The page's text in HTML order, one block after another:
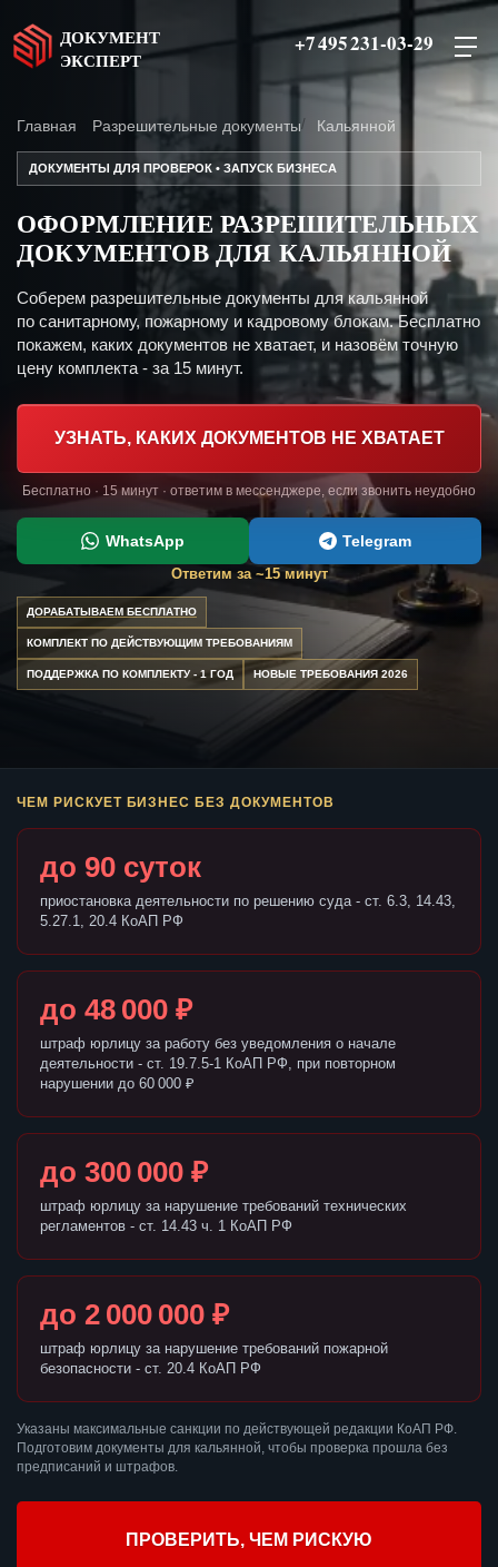
ДОКУМЕНТ
ЭКСПЕРТ
+7 495 231-03-29
Главная Разрешительные документы Кальянной
ДОКУМЕНТЫ ДЛЯ ПРОВЕРОК • ЗАПУСК БИЗНЕСА
ОФОРМЛЕНИЕ РАЗРЕШИТЕЛЬНЫХ
ДОКУМЕНТОВ ДЛЯ КАЛЬЯННОЙ
Соберем разрешительные документы для кальянной
по санитарному, пожарному и кадровому блокам. Бесплатно
покажем, каких документов не хватает, и назовём точную
цену комплекта - за 15 минут.
УЗНАТЬ, КАКИХ ДОКУМЕНТОВ НЕ ХВАТАЕТ
Бесплатно · 15 минут · ответим в мессенджере, если звонить неудобно
WhatsApp Telegram
Ответим за ~15 минут
ДОРАБАТЫВАЕМ БЕСПЛАТНО
КОМПЛЕКТ ПО ДЕЙСТВУЮЩИМ ТРЕБОВАНИЯМ
ПОДДЕРЖКА ПО КОМПЛЕКТУ - 1 ГОД НОВЫЕ ТРЕБОВАНИЯ 2026
ЧЕМ РИСКУЕТ БИЗНЕС БЕЗ ДОКУМЕНТОВ
до 90 суток
приостановка деятельности по решению суда - ст. 6.3, 14.43,
5.27.1, 20.4 КоАП РФ
до 48 000 ₽
штраф юрлицу за работу без уведомления о начале
деятельности - ст. 19.7.5-1 КоАП РФ, при повторном
нарушении до 60 000 ₽
до 300 000 ₽
штраф юрлицу за нарушение требований технических
регламентов - ст. 14.43 ч. 1 КоАП РФ
до 2 000 000 ₽
штраф юрлицу за нарушение требований пожарной
безопасности - ст. 20.4 КоАП РФ
Указаны максимальные санкции по действующей редакции КоАП РФ.
Подготовим документы для кальянной, чтобы проверка прошла без
предписаний и штрафов.
ПРОВЕРИТЬ, ЧЕМ РИСКУЮ